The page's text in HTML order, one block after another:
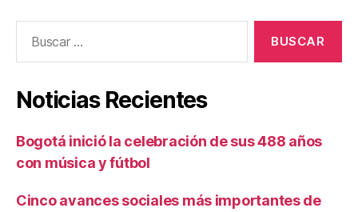
Noticias Recientes
Bogotá inició la celebración de sus 488 años
con música y fútbol
Cinco avances sociales más importantes de